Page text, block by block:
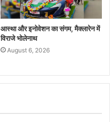
आस्था और इनोवेशन का संगम, मैक्लारेन में
विराजे भोलेनाथ
August 6, 2026